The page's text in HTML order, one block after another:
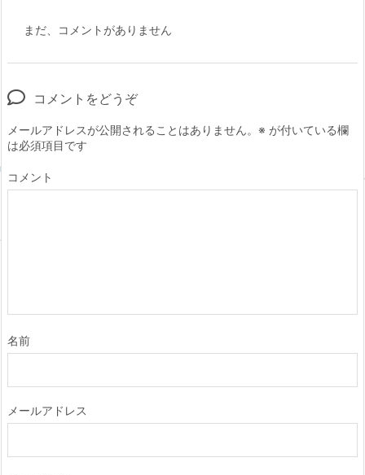
まだ、コメントがありません
コメントをどうぞ
メールアドレスが公開されることはありません。 ※ が付いている欄
は必須項目です
コメント
名前
メールアドレス